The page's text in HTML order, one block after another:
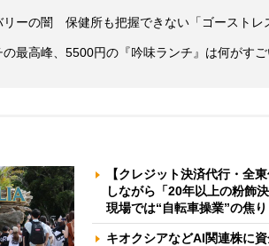
リーの闇 保健所も把握できない「ゴーストレ
最高峰、5500円の『吟味ランチ』は何がすご
【クレジット決済代行・全
しながら「20年以上の粉飾
現場では“自転車操業”の焦
キオクシアなどAI関連株に